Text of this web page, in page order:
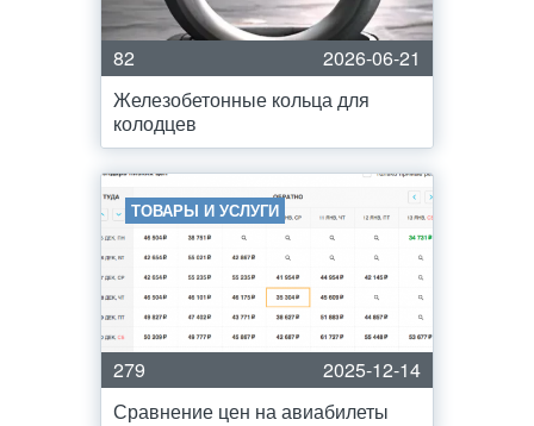
82
2026-06-21
Железобетонные кольца для
колодцев
ТОВАРЫ И УСЛУГИ
279
2025-12-14
Сравнение цен на авиабилеты